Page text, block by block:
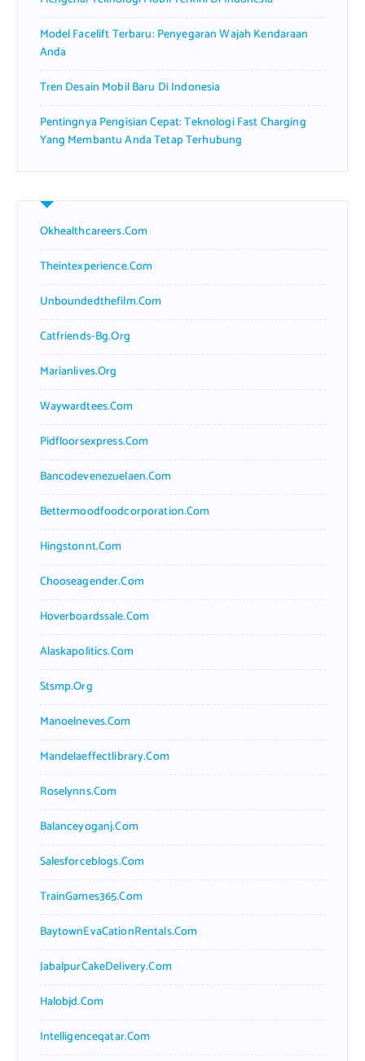
Model Facelift Terbaru: Penyegaran Wajah Kendaraan
Anda
Tren Desain Mobil Baru Di Indonesia
Pentingnya Pengisian Cepat: Teknologi Fast Charging
Yang Membantu Anda Tetap Terhubung
Okhealthcareers.com
Theintexperience.com
Unboundedthefilm.com
Catfriends-Bg.org
Marianlives.org
Waywardtees.com
Pidfloorsexpress.com
Bancodevenezuelaen.com
Bettermoodfoodcorporation.com
Hingstonnt.com
Chooseagender.com
Hoverboardssale.com
Alaskapolitics.com
Stsmp.org
Manoelneves.com
Mandelaeffectlibrary.com
Roselynns.com
Balanceyoganj.com
Salesforceblogs.com
TrainGames365.com
BaytownEvaCationRentals.com
JabalpurCakeDelivery.com
Halobjd.com
Intelligenceqatar.com